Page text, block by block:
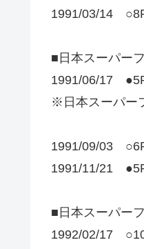
1991/03/14
■日本スーパー
1991/06/17
※日本スーパー
1991/09/03
1991/11/21
■日本スーパー
1992/02/17